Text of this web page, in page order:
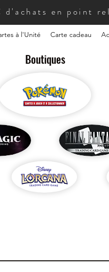
en point
à l'Unité Carte cadeau
Boutiques